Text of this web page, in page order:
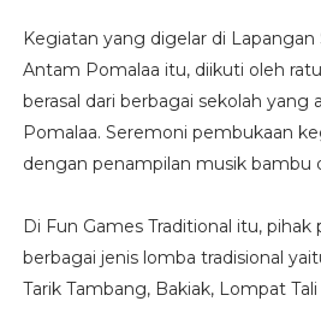
Kegiatan yang digelar di
Antam Pomalaa itu, diikuti oleh
berasal dari berbagai sekolah yang
Pomalaa. Seremoni pembukaan
dengan penampilan musik bambu
Di Fun Games Traditional itu,
berbagai jenis lomba tradisional
Tarik Tambang, Bakiak, Lompat